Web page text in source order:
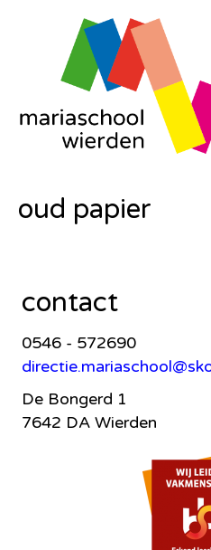
oud papier
contact
0546 - 572690
De Bongerd 1
7642 DA Wierden